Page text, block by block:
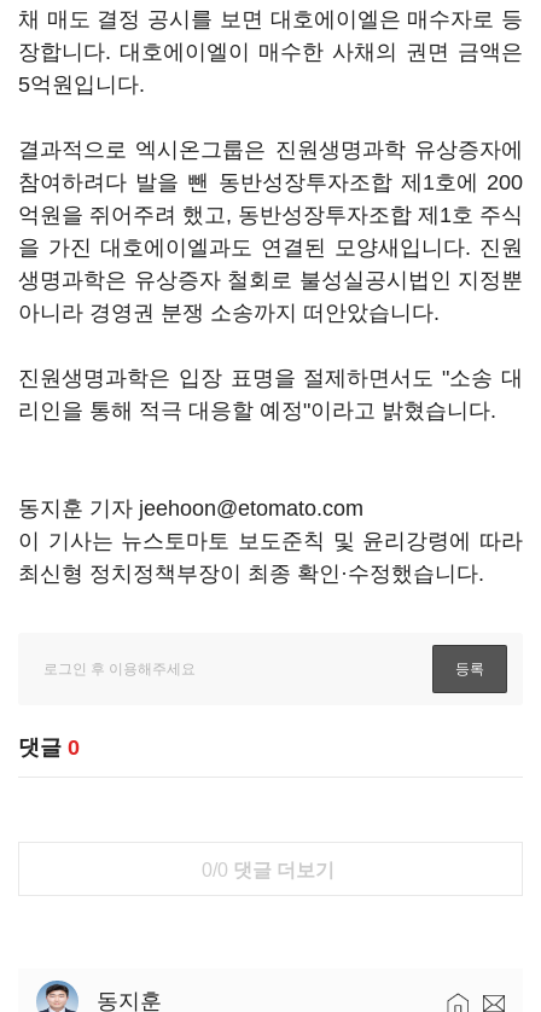
채 매도 결정 공시를 보면 대호에이엘은 매수자로 등
장합니다. 대호에이엘이 매수한 사채의 권면 금액은
5억원입니다.
결과적으로 엑시온그룹은 진원생명과학 유상증자에
참여하려다 발을 뺀 동반성장투자조합 제1호에 200
억원을 쥐어주려 했고, 동반성장투자조합 제1호 주식
을 가진 대호에이엘과도 연결된 모양새입니다. 진원
생명과학은 유상증자 철회로 불성실공시법인 지정뿐
아니라 경영권 분쟁 소송까지 떠안았습니다.
진원생명과학은 입장 표명을 절제하면서도 "소송 대
리인을 통해 적극 대응할 예정"이라고 밝혔습니다.
동지훈 기자 jeehoon@etomato.com
이 기사는 뉴스토마토 보도준칙 및 윤리강령에 따라
최신형 정치정책부장이 최종 확인·수정했습니다.
댓글 0
0/0 댓글 더보기
동지훈